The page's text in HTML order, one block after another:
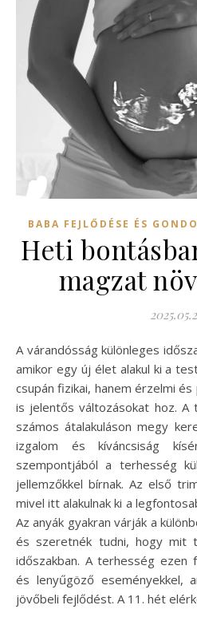
BABA FEJLŐDÉSE ÉS
Heti
magzat
A várandósság különleges időszakot jelent a nők életében,
amikor egy új élet alakul ki a
csupán fizikai, hanem érzelmi
is jelentős változásokat hoz.
számos átalakuláson megy
izgalom és kíváncsiság
szempontjából a terhesség
jellemzőkkel bírnak. Az első
mivel itt alakulnak ki a
Az anyák gyakran várják a
és szeretnék tudni, hogy mit
időszakban. A terhesség ezen
és lenyűgöző eseményekkel,
jövőbeli fejlődést. A 11. hét